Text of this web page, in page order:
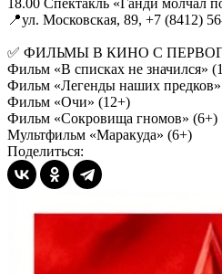
📍ул. Московская, 89, +7 (8412)
✅ ФИЛЬМЫ В КИНО С
Фильм «В списках не значился»
Фильм «Легенды наших
Фильм «Очи» (12+)
Фильм «Сокровища гномов» (6+)
Мультфильм «Маракуда» (6+)
Поделиться: